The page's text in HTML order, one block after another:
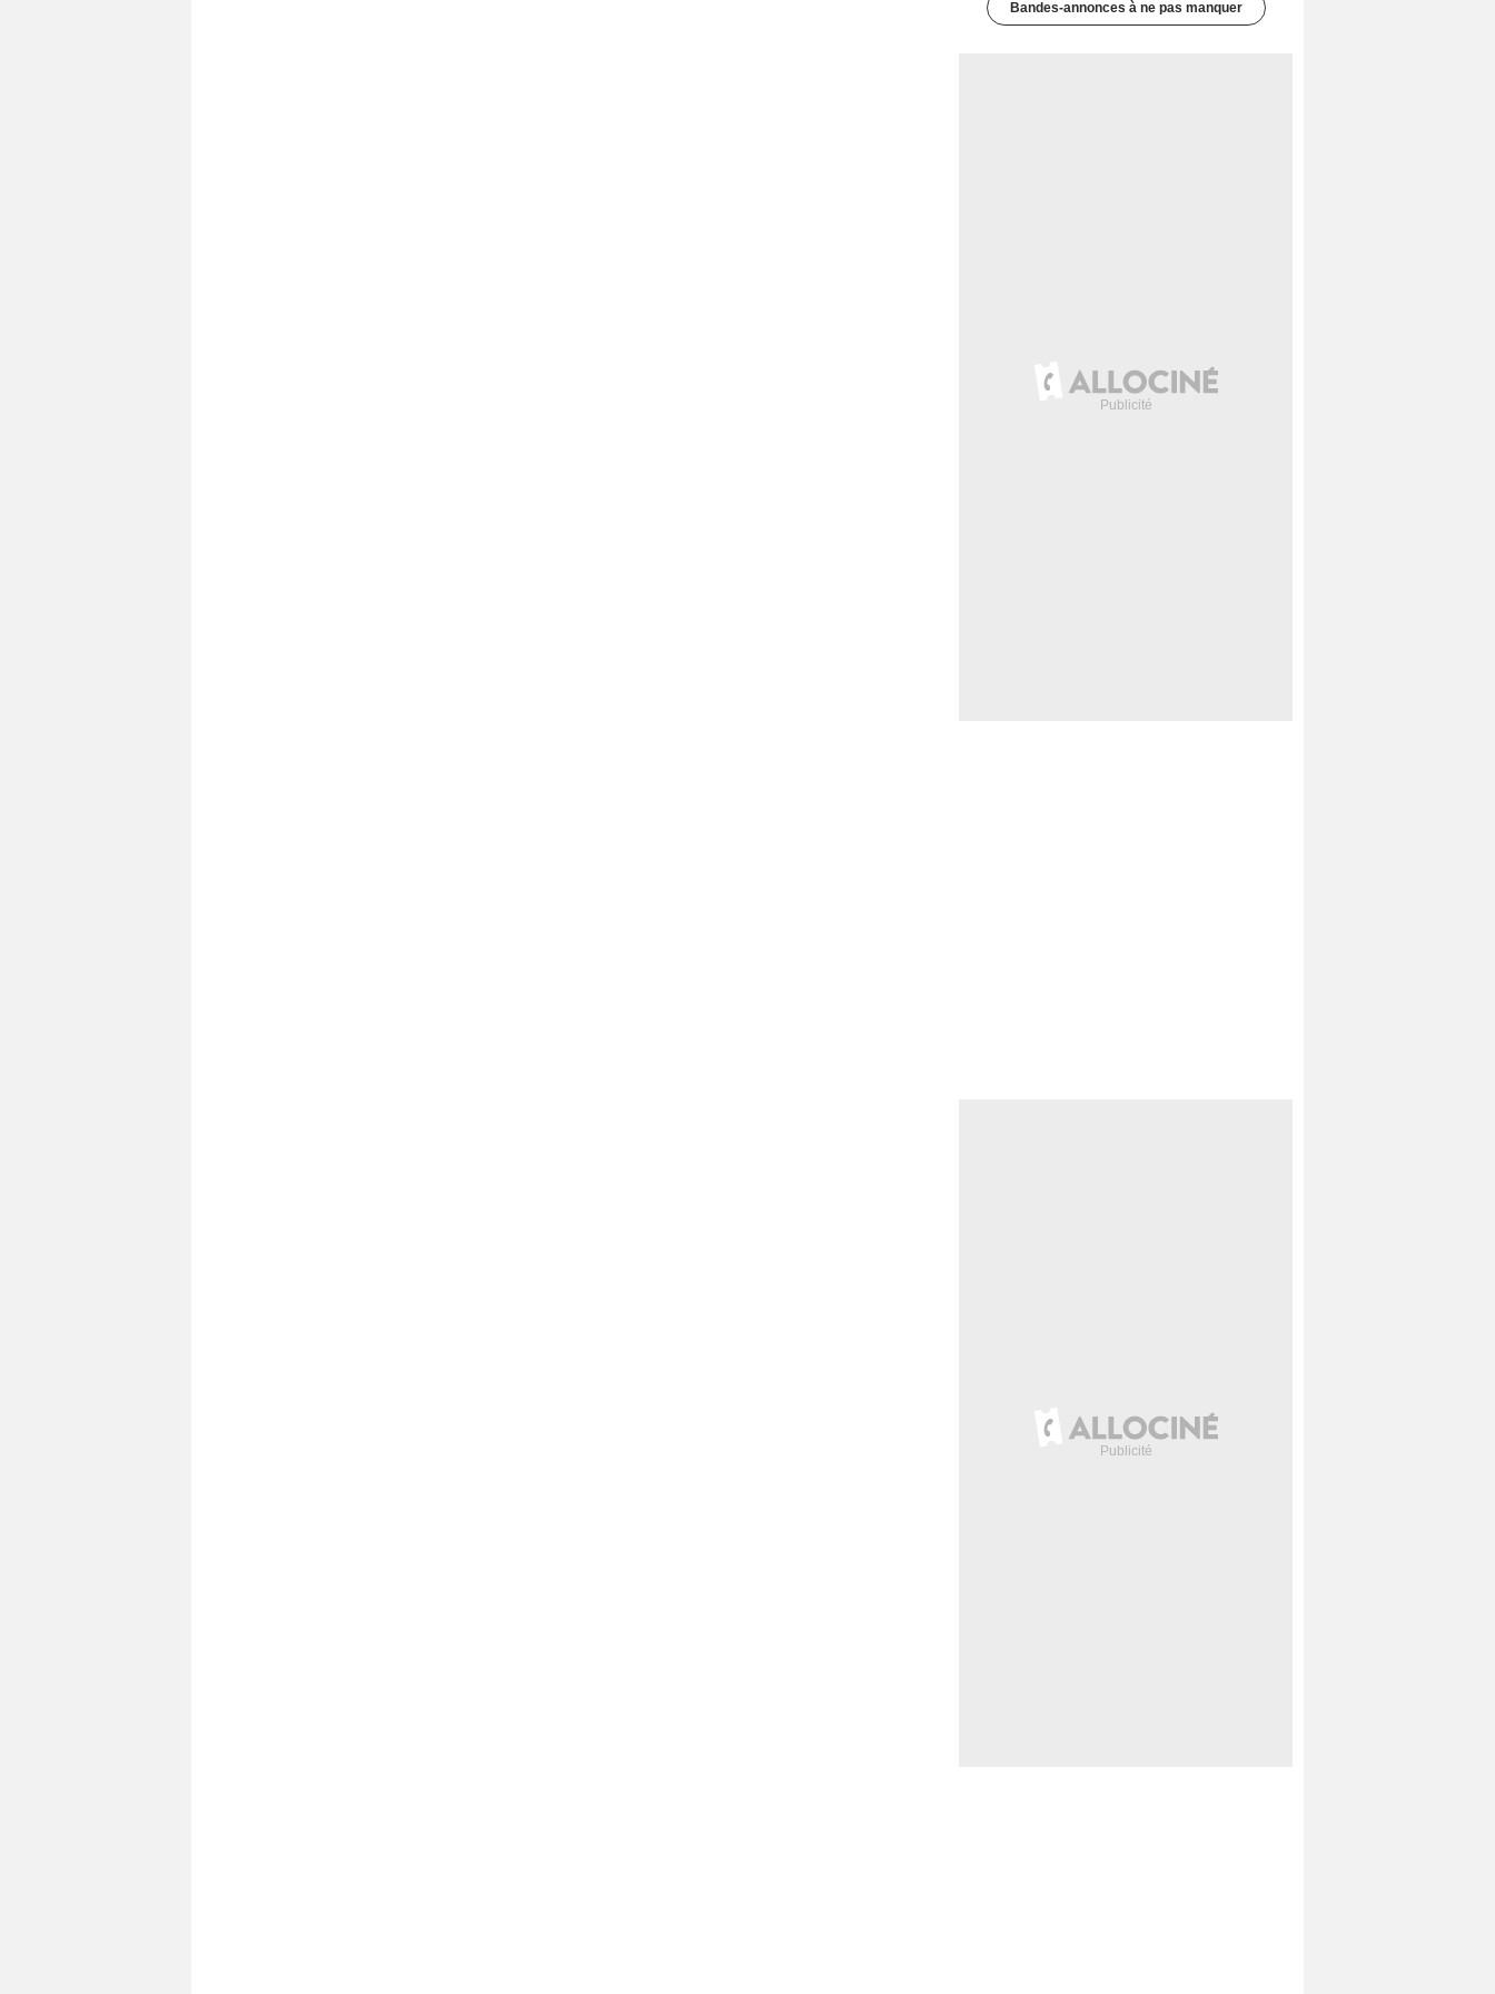
Bandes-annonces à ne pas manquer